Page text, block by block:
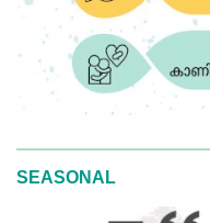
SEASONAL